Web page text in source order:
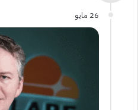
26 مايو